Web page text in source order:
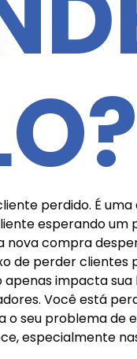
perdido. É
esperando
compra
de perder
impacta
Você está
o seu problema
especialmente